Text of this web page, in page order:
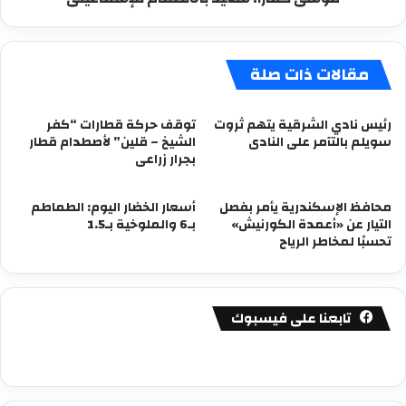
مقالات ذات صلة
رئيس نادي الشرقية يتهم ثروت
سويلم بالتآمر على النادى
توقف حركة قطارات “كفر
الشيخ – قلين” لأصطدام قطار
بجرار زراعى
محافظ الإسكندرية يأمر بفصل
التيار عن «أعمدة الكورنيش»
تحسبًا لمخاطر الرياح
أسعار الخضار اليوم: الطماطم
بـ6 والملوخية بـ1.5
تابعنا على فيسبوك